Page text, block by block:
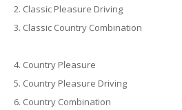
2. Classic Pleasure Driving
3. Classic Country Combination
4. Country Pleasure
5. Country Pleasure Driving
6. Country Combination